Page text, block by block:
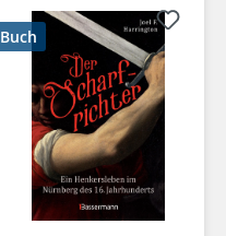
Buch